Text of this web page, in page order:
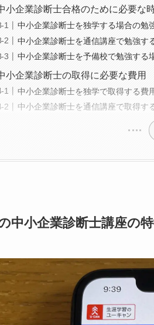
小企業診断士合格のために必要な
中小企業診断士を独学する場合の勉
中小企業診断士を通信講座で勉強す
中小企業診断士を予備校で勉強する
小企業診断士の取得に必要な費用
中小企業診断士を独学で取得する費
中小企業診断士を通信講座で取得す
中小企業診断士講座の